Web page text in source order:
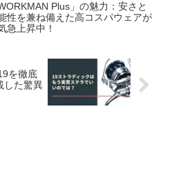
WORKMAN Plus」の魅力：安さと
性を兼ね備えた高コスパウェアが
急上昇中！
を徹底
した驚異